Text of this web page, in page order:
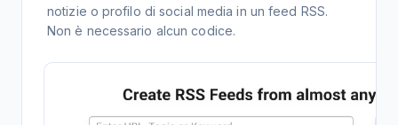
notizie o profilo di social media in un feed RSS.
Non è necessario alcun codice.